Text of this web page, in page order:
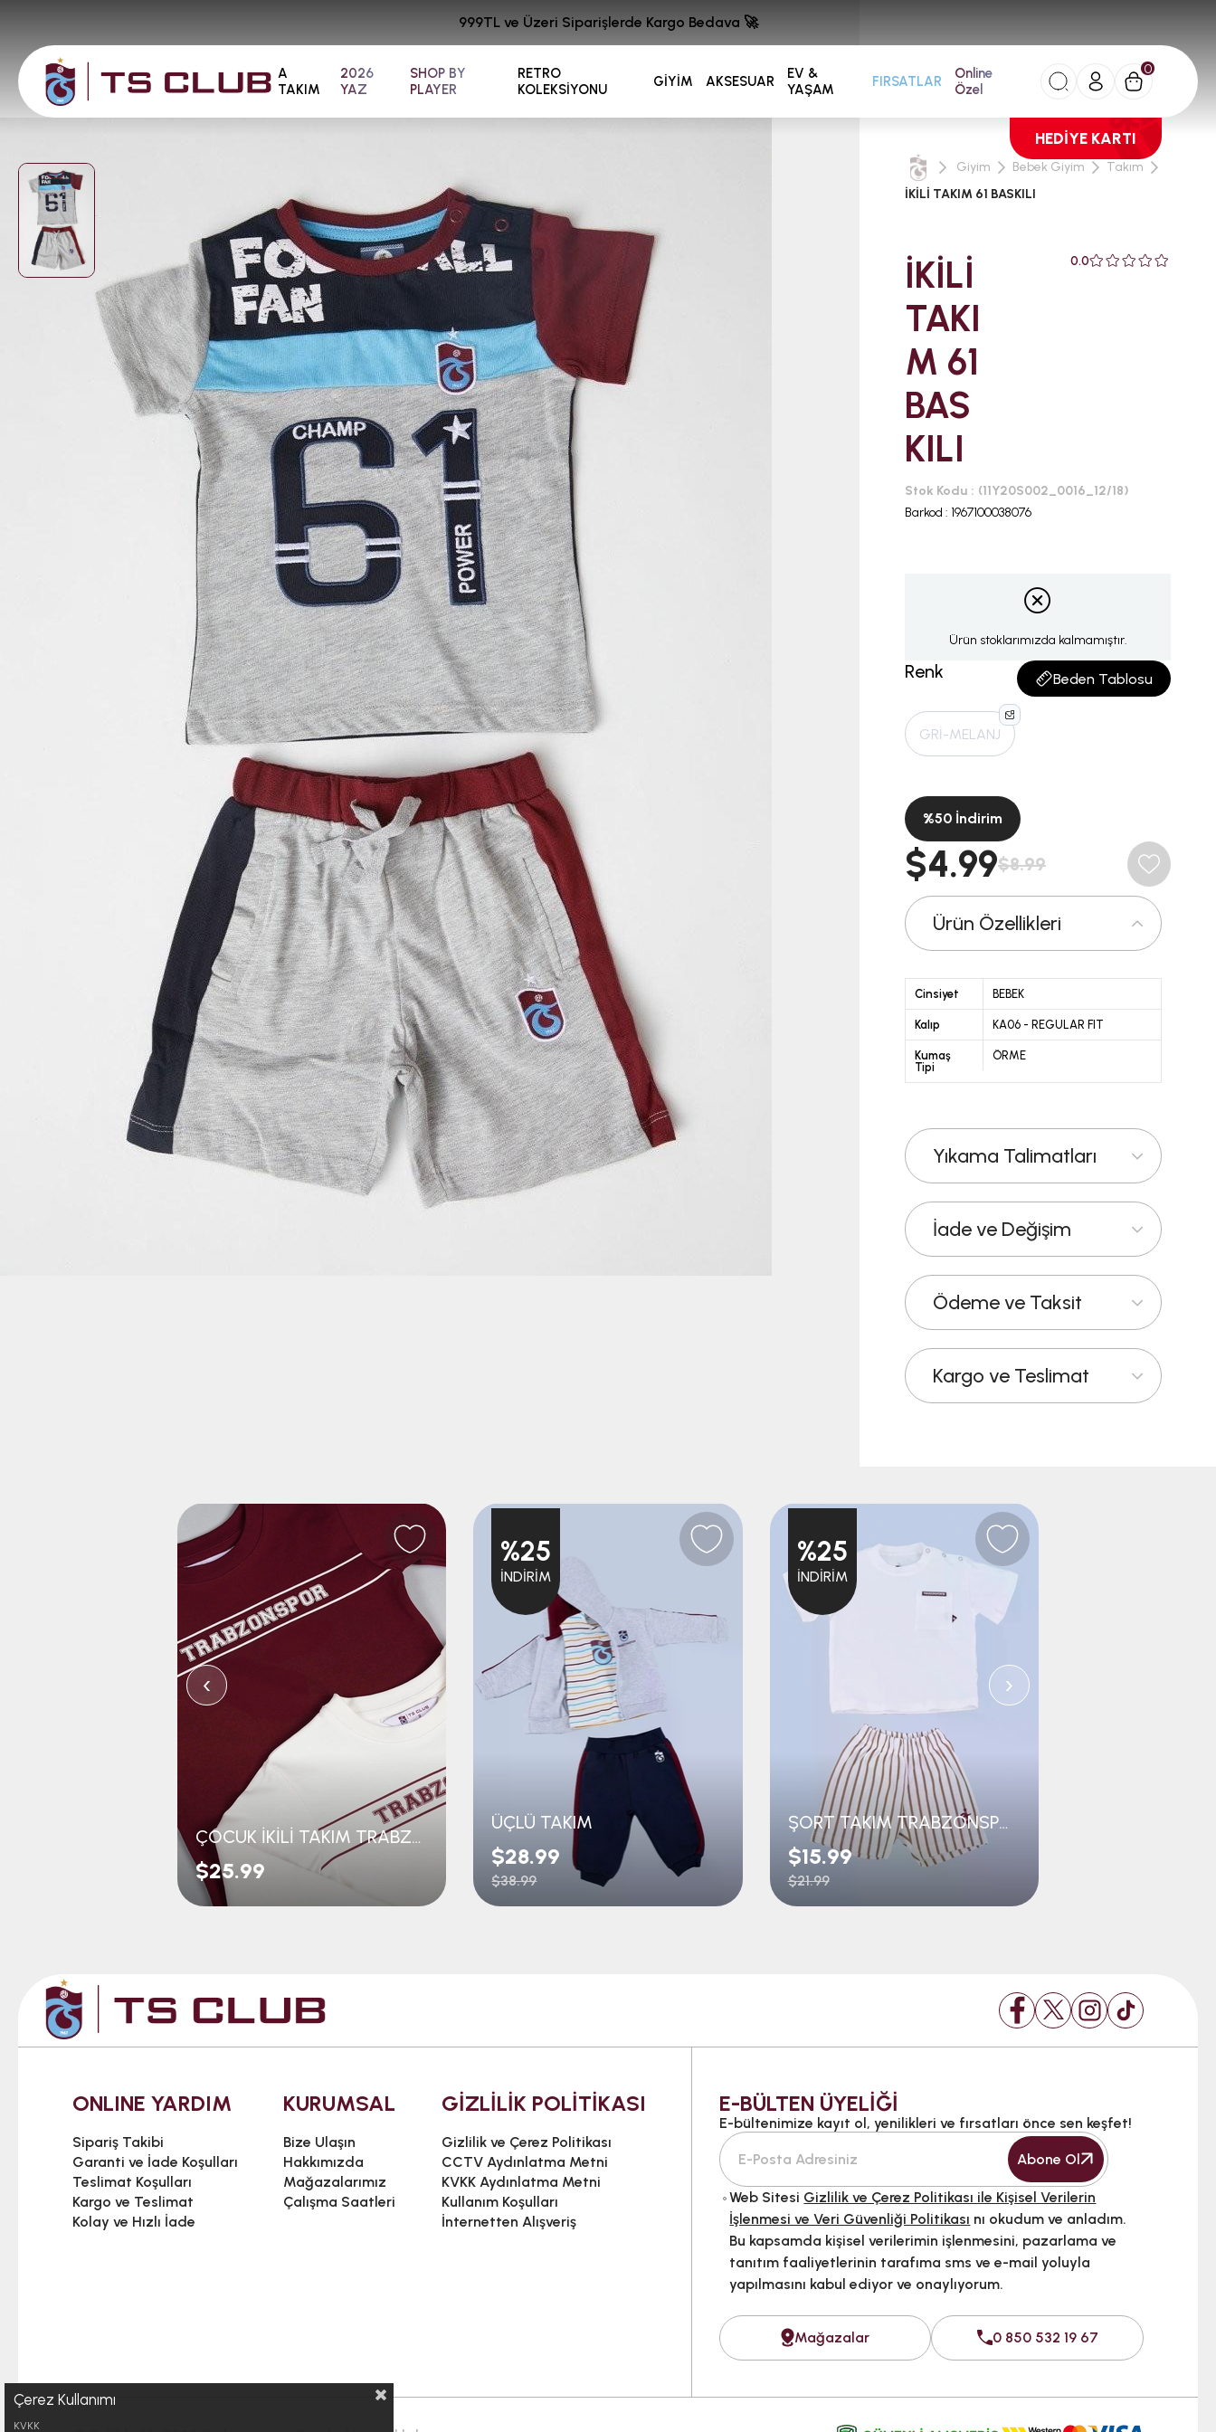
A
TAKIM
2026
YAZ
SHOP BY
PLAYER
RETRO
KOLEKSİYONU
GİYİM AKSESUAR
EV &
YAŞAM
FIRSATLAR
Online
Özel
0
HEDİYE KARTI
999TL ve Üzeri Siparişlerde Kargo Bedava 🚀
Giyim Bebek Giyim
Takım
İKİLİ TAKIM 61 BASKILI
İKİLİ
TAKI
M 61
BAS
KILI
0.0
Stok Kodu
(11Y20S002_0016_12/18)
Barkod : 1967100038076
Ürün stoklarımızda kalmamıştır.
Renk Beden Tablosu
GRİ-MELANJ
%50 İndirim
$8.99
$4.99
Ürün Özellikleri
Cinsiyet BEBEK
Kalıp KA06 - REGULAR FIT
Kumaş
Tipi
ÖRME
Yıkama Talimatları
İade ve Değişim
Ödeme ve Taksit
Kargo ve Teslimat
ÇOCUK İKİLİ TAKIM TRABZONSPOR BASKILI
$25.99
ÜÇLÜ TAKIM
$28.99
$38.99
%25
İNDIRIM
ŞORT TAKIM TRABZONSPOR LOGOLU
$15.99
$21.99
%25
İNDIRIM
‹ ›
ONLINE YARDIM
Sipariş Takibi
Garanti ve İade Koşulları
Teslimat Koşulları
Kargo ve Teslimat
Kolay ve Hızlı İade
KURUMSAL
Bize Ulaşın
Hakkımızda
Mağazalarımız
Çalışma Saatleri
GİZLİLİK POLİTİKASI
Gizlilik ve Çerez Politikası
CCTV Aydınlatma Metni
KVKK Aydınlatma Metni
Kullanım Koşulları
İnternetten Alışveriş
E-BÜLTEN ÜYELİĞİ
E-bültenimize kayıt ol, yenilikleri ve fırsatları önce sen keşfet!
Abone Ol
Web Sitesi Gizlilik ve Çerez Politikası ile Kişisel Verilerin
İşlenmesi ve Veri Güvenliği Politikası nı okudum ve anladım.
Bu kapsamda kişisel verilerimin işlenmesini, pazarlama ve
tanıtım faaliyetlerinin tarafıma sms ve e-mail yoluyla
yapılmasını kabul ediyor ve onaylıyorum.
Mağazalar 0 850 532 19 67
Çerez Kullanımı
KVKK